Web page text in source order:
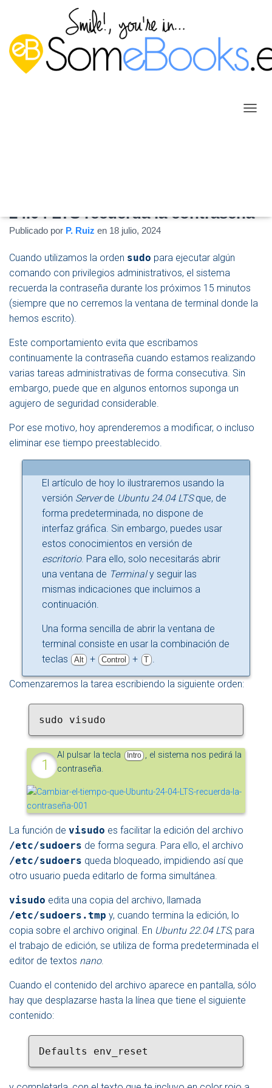
D
V
E
Ó
24.04 LTS recuerda la contraseña
Publicado por P. Ruiz en 18 julio, 2024
Cuando utilizamos la orden sudo para ejecutar algún
comando con privilegios administrativos, el sistema
recuerda la contraseña durante los próximos 15 minutos
(siempre que no cerremos la ventana de terminal donde la
hemos escrito).
Este comportamiento evita que escribamos
continuamente la contraseña cuando estamos realizando
varias tareas administrativas de forma consecutiva. Sin
embargo, puede que en algunos entornos suponga un
agujero de seguridad considerable.
Por ese motivo, hoy aprenderemos a modificar, o incluso
eliminar ese tiempo preestablecido.
El artículo de hoy lo ilustraremos usando la
versión Serverde Ubuntu 24.04 LTSque, de
forma predeterminada, no dispone de
interfaz gráfica. Sin embargo, puedes usar
estos conocimientos en versión de
escritorio. Para ello, solo necesitarás abrir
una ventana de Terminaly seguir las
mismas indicaciones que incluimos a
continuación.
Una forma sencilla de abrir la ventana de
terminal consiste en usar la combinación de
teclas
Alt + Control + T .
Comenzaremos la tarea escribiendo la siguiente orden:
sudo visudo
Al pulsar la tecla Intro , el sistema nos pedirá la
contraseña.
La función de visudo es facilitar la edición del archivo
/etc/sudoers de forma segura. Para ello, el archivo
/etc/sudoers queda bloqueado, impidiendo así que
otro usuario pueda editarlo de forma simultánea.
visudo edita una copia del archivo, llamada
/etc/sudoers.tmp y, cuando termina la edición, lo
copia sobre el archivo original. En Ubuntu 22.04 LTS, para
el trabajo de edición, se utiliza de forma predeterminada el
editor de textos nano.
Cuando el contenido del archivo aparece en pantalla, sólo
hay que desplazarse hasta la línea que tiene el siguiente
contenido:
Defaults env_reset